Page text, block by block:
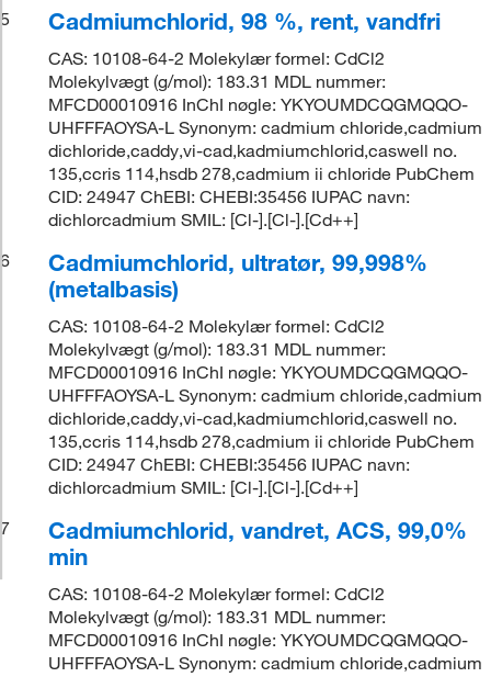
5 Cadmiumchlorid, 98 %, rent, vandfri
CAS: 10108-64-2 Molekylær formel: CdCl2
Molekylvægt (g/mol): 183.31 MDL nummer:
MFCD00010916 InChI nøgle: YKYOUMDCQGMQQO-
UHFFFAOYSA-L Synonym: cadmium chloride,cadmium
dichloride,caddy,vi-cad,kadmiumchlorid,caswell no.
135,ccris 114,hsdb 278,cadmium ii chloride PubChem
CID: 24947 ChEBI: CHEBI:35456 IUPAC navn:
dichlorcadmium SMIL: [Cl-].[Cl-].[Cd++]
6
Cadmiumchlorid, ultratør, 99,998%
(metalbasis)
CAS: 10108-64-2 Molekylær formel: CdCl2
Molekylvægt (g/mol): 183.31 MDL nummer:
MFCD00010916 InChI nøgle: YKYOUMDCQGMQQO-
UHFFFAOYSA-L Synonym: cadmium chloride,cadmium
dichloride,caddy,vi-cad,kadmiumchlorid,caswell no.
135,ccris 114,hsdb 278,cadmium ii chloride PubChem
CID: 24947 ChEBI: CHEBI:35456 IUPAC navn:
dichlorcadmium SMIL: [Cl-].[Cl-].[Cd++]
7
Cadmiumchlorid, vandret, ACS, 99,0%
min
CAS: 10108-64-2 Molekylær formel: CdCl2
Molekylvægt (g/mol): 183.31 MDL nummer:
MFCD00010916 InChI nøgle: YKYOUMDCQGMQQO-
UHFFFAOYSA-L Synonym: cadmium chloride,cadmium